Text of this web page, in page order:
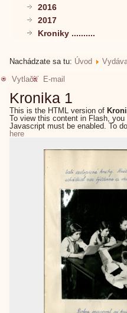
2016
2017
Kroniky ..........
Nachádzate sa tu: Úvod
Vytlačiť
E-mail
Kronika 1
This is the HTML version of
To view this content in Flash,
Javascript must be enabled. To
here